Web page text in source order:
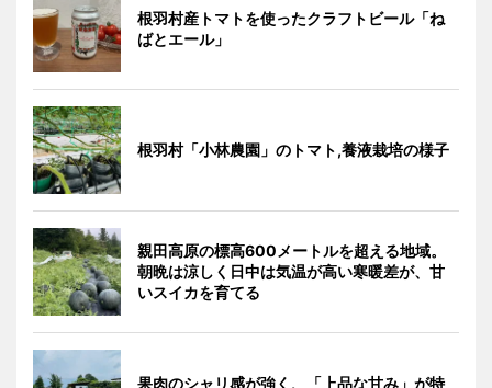
根羽村産トマトを使ったクラフトビール「ね
ばとエール」
根羽村「小林農園」のトマト,養液栽培の様子
親田高原の標高600メートルを超える地域。
朝晩は涼しく日中は気温が高い寒暖差が、甘
いスイカを育てる
果肉のシャリ感が強く、「上品な甘み」が特